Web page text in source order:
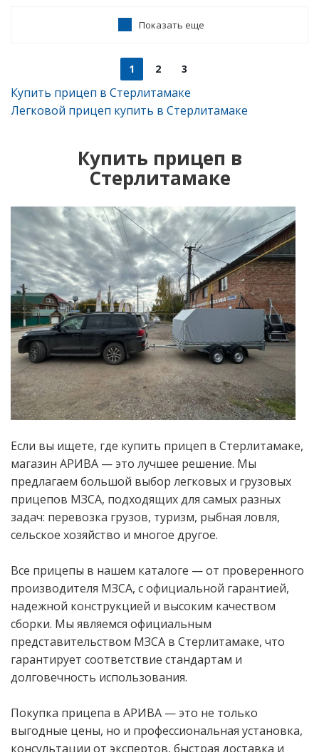
Показать еще
1 2 3
Купить прицеп в Стерлитамаке
Легковой прицеп купить в Стерлитамаке
Купить прицеп в
Стерлитамаке
Если вы ищете, где купить прицеп в Стерлитамаке,
магазин АРИВА — это лучшее решение. Мы
предлагаем большой выбор легковых и грузовых
прицепов МЗСА, подходящих для самых разных
задач: перевозка грузов, туризм, рыбная ловля,
сельское хозяйство и многое другое.
Все прицепы в нашем каталоге — от проверенного
производителя МЗСА, с официальной гарантией,
надежной конструкцией и высоким качеством
сборки. Мы являемся официальным
представительством МЗСА в Стерлитамаке, что
гарантирует соответствие стандартам и
долговечность использования.
Покупка прицепа в АРИВА — это не только
выгодные цены, но и профессиональная установка,
консультации от экспертов, быстрая доставка и